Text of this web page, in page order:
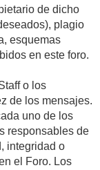
de dicho
plagio
esquemas
en este foro.
o los
de los mensajes.
uno de los
responsables de
integridad o
el Foro. Los